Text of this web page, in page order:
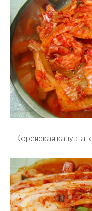
Корейская капуста